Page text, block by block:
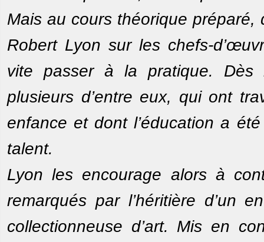
Mais au cours théorique préparé,
Robert Lyon sur les chefs-
vite passer à la pratique. Dès
plusieurs d’entre eux, qui ont
enfance et dont l’éducation a
talent.
Lyon les encourage alors à
remarqués par l’héritière d’un
collectionneuse d’art. Mis en